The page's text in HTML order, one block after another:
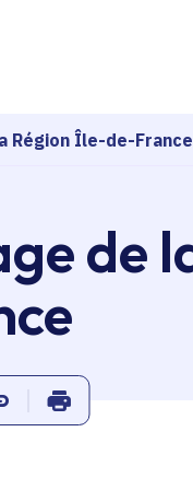
Région Île-de-France
de
Twitter
sur Linkedin
dans le presse-
Imprimer